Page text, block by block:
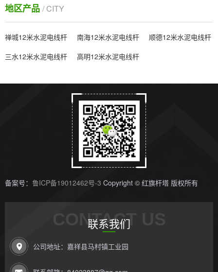
地区产品 / CITY
禅城12米水泥电线杆 南海12米水泥电线杆
顺德12米水泥电线杆
三水12米水泥电线杆
高明12米水泥电线杆
备案号： 鲁ICP备19012462号-3 Copyright © 红旗杆塔 版权所有
CONTACT US
联系我们
公司地址：嘉祥县马村镇工业园